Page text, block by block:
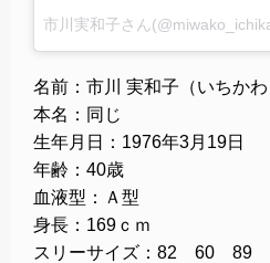
市川実和子さん
名前：市川 実和子（いちかわ
本名：同じ
生年月日：1976年3月19日
年齢：40歳
血液型：Ａ型
身長：169ｃｍ
スリーサイズ：82 60 89